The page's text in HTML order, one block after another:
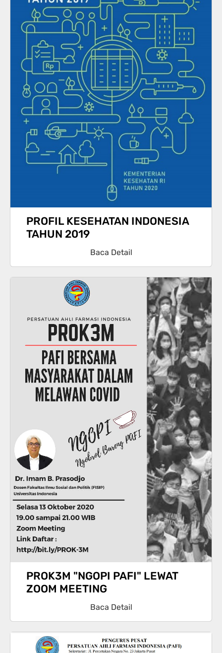
PROFIL KESEHATAN INDONESIA
TAHUN 2019
Baca Detail
PROK3M "NGOPI PAFI" LEWAT
ZOOM MEETING
Baca Detail